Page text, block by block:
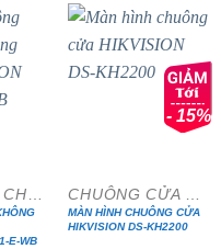
E-WB
- 15%
MÀN HÌNH CHUÔNG CỬA
HIKVISION DS-KH2200